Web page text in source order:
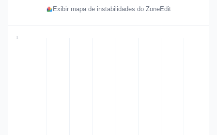
Exibir mapa de instabilidades do ZoneEdit